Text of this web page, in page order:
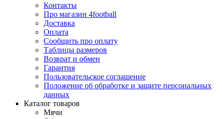
Контакты
Про магазин 4football
Доставка
Оплата
Сообщить про оплату
Таблицы размеров
Возврат и обмен
Гарантия
Пользовательское соглашение
Положение об обработке и защите персональных
данных
Каталог товаров
Мячи